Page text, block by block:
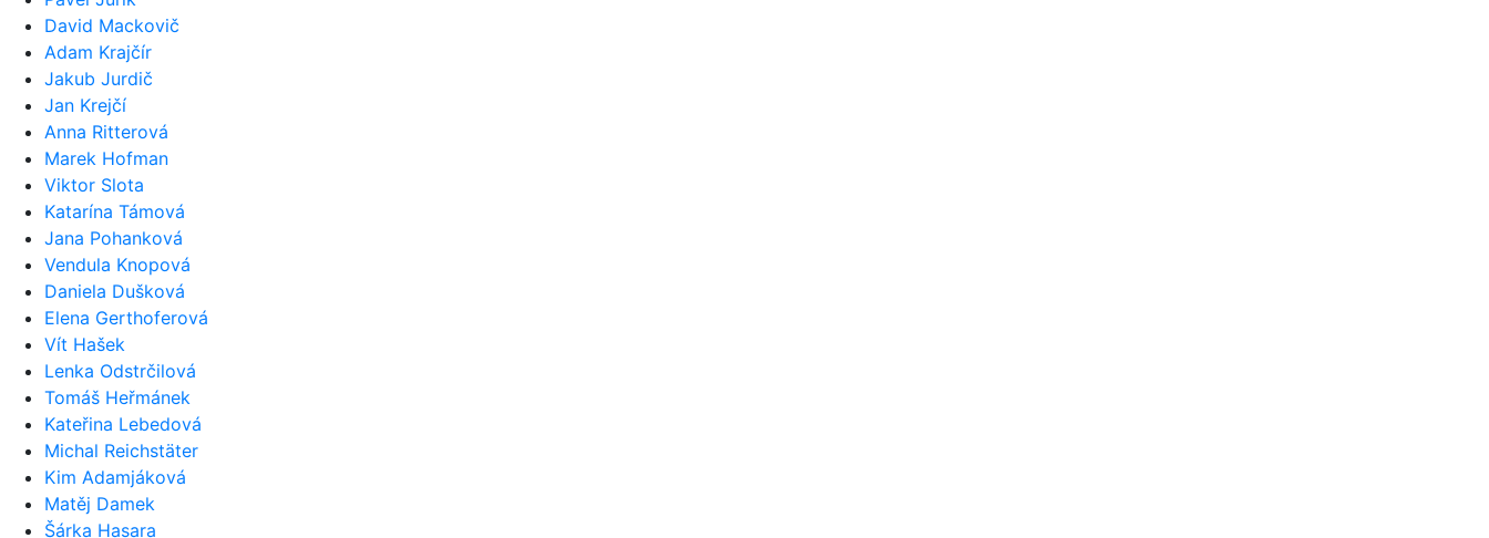
David Mackovič
Adam Krajčír
Jakub Jurdič
Jan Krejčí
Anna Ritterová
Marek Hofman
Viktor Slota
Katarína Támová
Jana Pohanková
Vendula Knopová
Daniela Dušková
Elena Gerthoferová
Vít Hašek
Lenka Odstrčilová
Tomáš Heřmánek
Kateřina Lebedová
Michal Reichstäter
Kim Adamjáková
Matěj Damek
Šárka Hasara